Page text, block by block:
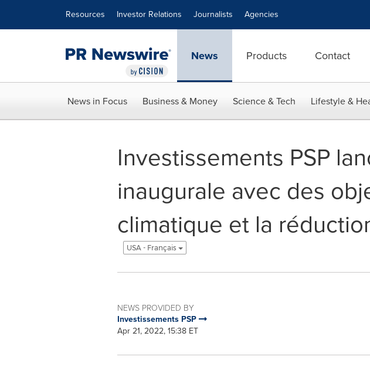
Resources Investor Relations Journalists Agencies
News Products Contact
News in Focus Business & Money Science & Tech Lifestyle &
Investissements PSP
inaugurale avec des
climatique et la
USA - Français
NEWS PROVIDED BY
Investissements PSP
Apr 21, 2022, 15:38 ET